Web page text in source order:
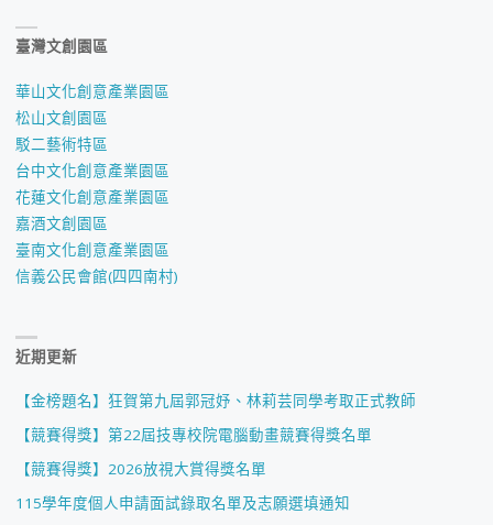
臺灣文創園區
華山文化創意產業園區
松山文創園區
駁二藝術特區
台中文化創意產業園區
花蓮文化創意產業園區
嘉酒文創園區
臺南文化創意產業園區
信義公民會館(四四南村)
近期更新
【金榜題名】狂賀第九屆郭冠妤、林莉芸同學考取正式教師
【競賽得獎】第22屆技專校院電腦動畫競賽得獎名單
【競賽得獎】2026放視大賞得獎名單
115學年度個人申請面試錄取名單及志願選填通知